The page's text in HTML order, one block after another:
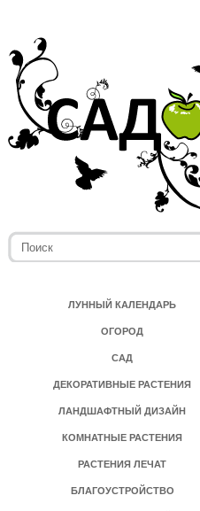
ЛУННЫЙ КАЛЕНДАРЬ
ОГОРОД
САД
ДЕКОРАТИВНЫЕ РАСТЕНИЯ
ЛАНДШАФТНЫЙ ДИЗАЙН
КОМНАТНЫЕ РАСТЕНИЯ
РАСТЕНИЯ ЛЕЧАТ
БЛАГОУСТРОЙСТВО